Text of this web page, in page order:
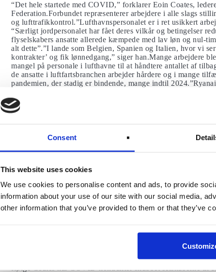
Consent
This website uses cookies
We use cookies to personalise content and ads, to provide
information about your use of our site with our social media,
other information that you’ve provided to them or that they’ve
“Det hele startede med COVID,” forklarer Eoin Coates,
Federation.Forbundet repræsenterer arbejdere i alle slags
og lufttrafikkontrol.”Lufthavnspersonalet er i ret usikkert
“Særligt jordpersonalet har fået deres vilkår og betingelser
flyselskabers ansatte allerede kæmpede med lav løn og nul-
alt dette”.”I lande som Belgien, Spanien og Italien, hvor vi
kontrakter’ og fik lønnedgang,” siger han.Mange arbejdere
mangel på personale i lufthavne til at håndtere antallet af
de ansatte i luftfartsbranchen arbejder hårdere og i mange
pandemien, der stadig er bindende, mange indtil
Personalet hos Ryanair vil have
Lidia Arasanz, en fagforeningsmand ved Unión Sindical
underskrev Ryanair en aftale om at placere alle arbejdere
lov, herunder at give ansatte 30 dages årlig ferie, 14
Ryanairs kabinepersonale afskediget
fagforeningen blev 11 ansatte afskediget, og omkring 100
Kommer der flere strejker i